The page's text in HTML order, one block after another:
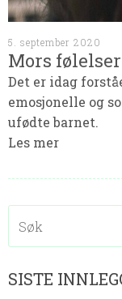
5. september 2020
Mors
Det er idag
emosjonelle og
ufødte barnet.
Les mer
SISTE